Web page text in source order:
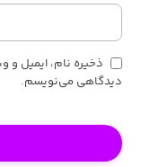
ذخیره نام، ایمیل و
دیدگاهی می‌نویسم.